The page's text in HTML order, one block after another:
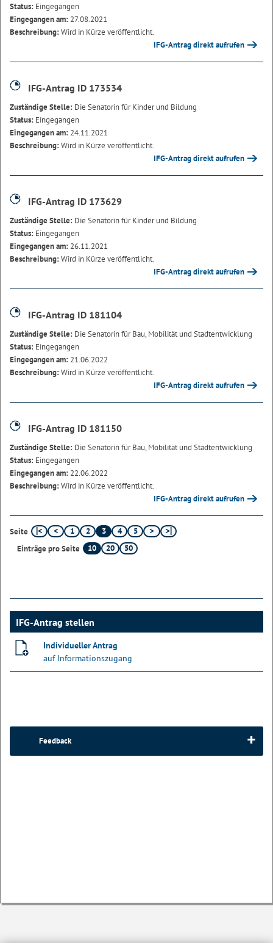
Status: Eingegangen
Eingegangen am: 27.08.2021
Beschreibung:Wird in Kürze veröffentlicht.
IFG-Antrag direkt aufrufen
IFG-Antrag ID 173534
Zuständige Stelle: Die Senatorin für Kinder und Bildung
Status: Eingegangen
Eingegangen am: 24.11.2021
Beschreibung:Wird in Kürze veröffentlicht.
IFG-Antrag direkt aufrufen
IFG-Antrag ID 173629
Zuständige Stelle: Die Senatorin für Kinder und Bildung
Status: Eingegangen
Eingegangen am: 26.11.2021
Beschreibung:Wird in Kürze veröffentlicht.
IFG-Antrag direkt aufrufen
IFG-Antrag ID 181104
Zuständige Stelle: Die Senatorin für Bau, Mobilität und Stadtentwicklung
Status: Eingegangen
Eingegangen am: 21.06.2022
Beschreibung:Wird in Kürze veröffentlicht.
IFG-Antrag direkt aufrufen
IFG-Antrag ID 181150
Zuständige Stelle: Die Senatorin für Bau, Mobilität und Stadtentwicklung
Status: Eingegangen
Eingegangen am: 22.06.2022
Beschreibung:Wird in Kürze veröffentlicht.
IFG-Antrag direkt aufrufen
Seite 1 2 3 4
5
Einträge pro Seite
10 20 50
IFG-Antrag stellen
Individueller Antrag
auf Informationszugang
Feedback